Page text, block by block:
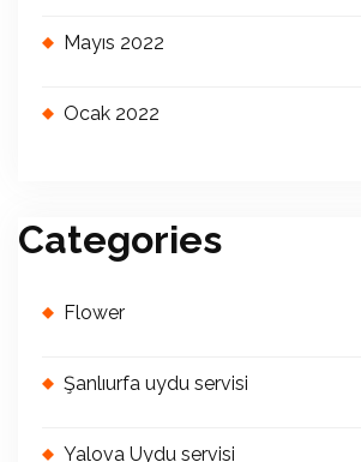
Mayıs 2022
Ocak 2022
Categories
Flower
Şanlıurfa uydu servisi
Yalova Uydu servisi